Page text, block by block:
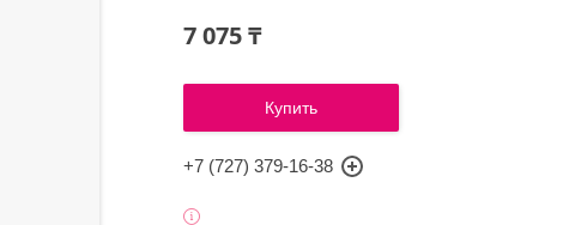
7 075 ₸
Купить
+7 (727) 379-16-38